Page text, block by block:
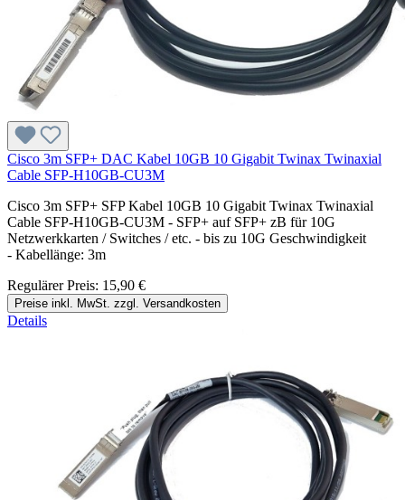
Cisco 3m SFP+ DAC Kabel 10GB 10 Gigabit Twinax Twinaxial
Cable SFP-H10GB-CU3M
Cisco 3m SFP+ SFP Kabel 10GB 10 Gigabit Twinax Twinaxial
Cable SFP-H10GB-CU3M - SFP+ auf SFP+ zB für 10G
Netzwerkkarten / Switches / etc. - bis zu 10G Geschwindigkeit
- Kabellänge: 3m
Regulärer Preis: 15,90 €
Preise inkl. MwSt. zzgl. Versandkosten
Details